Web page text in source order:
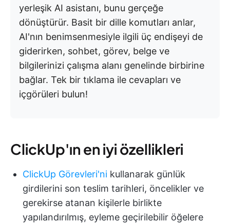
yerleşik AI asistanı, bunu gerçeğe
dönüştürür. Basit bir dille komutları anlar,
AI'nın benimsenmesiyle ilgili üç endişeyi de
giderirken, sohbet, görev, belge ve
bilgilerinizi çalışma alanı genelinde birbirine
bağlar. Tek bir tıklama ile cevapları ve
içgörüleri bulun!
ClickUp'ın en iyi özellikleri
ClickUp Görevleri'ni kullanarak günlük
girdilerini son teslim tarihleri, öncelikler ve
gerekirse atanan kişilerle birlikte
yapılandırılmış, eyleme geçirilebilir öğelere